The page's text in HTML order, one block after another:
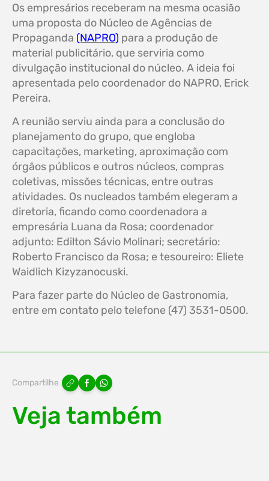
Os empresários receberam na mesma ocasião
uma proposta do Núcleo de Agências de
Propaganda (NAPRO) para a produção de
material publicitário, que serviria como
divulgação institucional do núcleo. A ideia foi
apresentada pelo coordenador do NAPRO, Erick
Pereira.
A reunião serviu ainda para a conclusão do
planejamento do grupo, que engloba
capacitações, marketing, aproximação com
órgãos públicos e outros núcleos, compras
coletivas, missões técnicas, entre outras
atividades. Os nucleados também elegeram a
diretoria, ficando como coordenadora a
empresária Luana da Rosa; coordenador
adjunto: Edilton Sávio Molinari; secretário:
Roberto Francisco da Rosa; e tesoureiro: Eliete
Waidlich Kizyzanocuski.
Para fazer parte do Núcleo de Gastronomia,
entre em contato pelo telefone (47) 3531-0500.
Compartilhe
Veja também